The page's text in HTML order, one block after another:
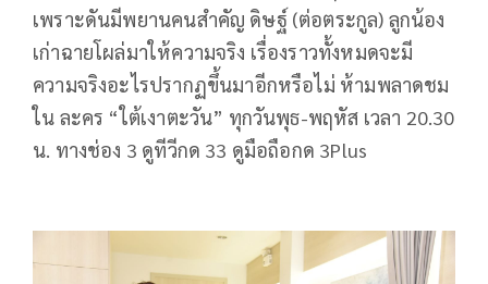
เพราะดันมีพยานคนสำคัญ ดิษฐ์ (ต่อตระกูล) ลูกน้อง
เก่าฉายโผล่มาให้ความจริง เรื่องราวทั้งหมดจะมี
ความจริงอะไรปรากฏขึ้นมาอีกหรือไม่ ห้ามพลาดชม
ใน ละคร “ใต้เงาตะวัน” ทุกวันพุธ-พฤหัส เวลา 20.30
น. ทางช่อง 3 ดูทีวีกด 33 ดูมือถือกด 3Plus